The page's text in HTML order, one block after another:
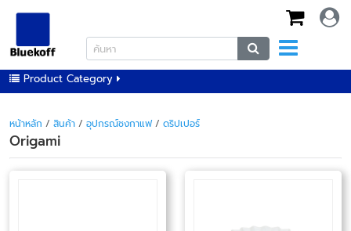
Product Category
หน้าหลัก / สินค้า / อุปกรณ์ชงกาแฟ/ ดริปเปอร์
Origami